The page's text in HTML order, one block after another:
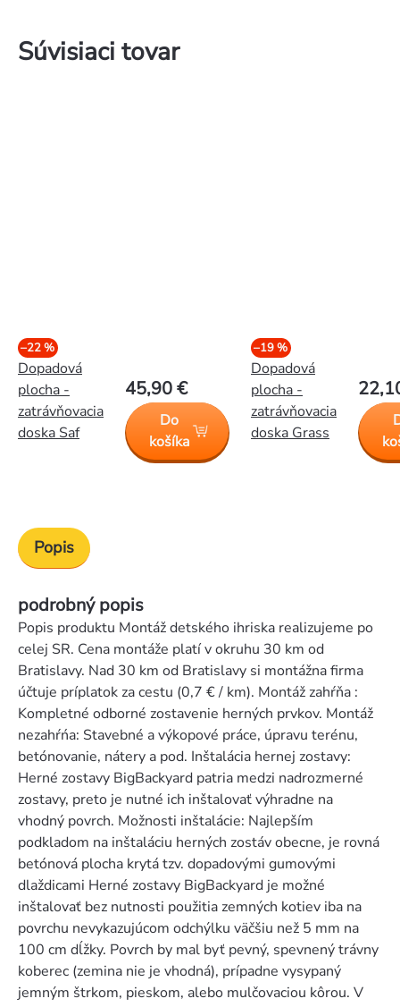
Súvisiaci tovar
–22 %
Dopadová
plocha -
zatrávňovacia
doska Saf
45,90 €
Do
košíka
–19 %
Dopadová
plocha -
zatrávňovacia
doska Grass
Popis
podrobný popis
Popis produktu Montáž detského ihriska realizujeme po
celej SR. Cena montáže platí v okruhu 30 km od
Bratislavy. Nad 30 km od Bratislavy si montážna firma
účtuje príplatok za cestu (0,7 € / km). Montáž zahŕňa :
Kompletné odborné zostavenie herných prvkov. Montáž
nezahŕńa: Stavebné a výkopové práce, úpravu terénu,
betónovanie, nátery a pod. Inštalácia hernej zostavy:
Herné zostavy BigBackyard patria medzi nadrozmerné
zostavy, preto je nutné ich inštalovať výhradne na
vhodný povrch. Možnosti inštalácie: Najlepším
podkladom na inštaláciu herných zostáv obecne, je rovná
betónová plocha krytá tzv. dopadovými gumovými
dlaždicami Herné zostavy BigBackyard je možné
inštalovať bez nutnosti použitia zemných kotiev iba na
povrchu nevykazujúcom odchýlku väčšiu než 5 mm na
100 cm dĺžky. Povrch by mal byť pevný, spevnený trávny
koberec (zemina nie je vhodná), prípadne vysypaný
jemným štrkom, pieskom, alebo mulčovaciou kôrou. V